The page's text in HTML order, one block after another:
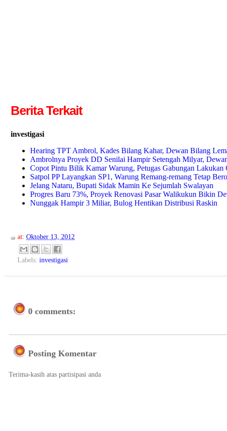
Berita Terkait
investigasi
Hearing TPT Ambrol, Kades Bilang Kahar, Dewan Bilang
Ambrolnya Proyek DD Senilai Hampir Setengah Milyar,
Copot Pintu Bilik Kamar Warung, Petugas Gabungan
Satpol PP Layangkan SP1, Warung Remang-remang Tetap
Jelang Nataru, Bupati Sidak Mamin Ke Sejumlah Swalayan
Progres Baru 73%, Proyek Renovasi Pasar Walikukun Bikin
Nunggak Hampir 3 Miliar, Bulog Hentikan Distribusi Raskin
at: Oktober 13, 2012
Labels: investigasi
0 comments:
Posting Komentar
Terima-kasih atas partisipasi anda